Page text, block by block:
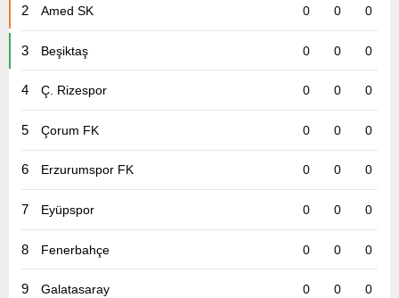
2 Amed SK 0 0 0
3 Beşiktaş 0 0 0
4 Ç. Rizespor 0 0 0
5 Çorum FK 0 0 0
6 Erzurumspor FK 0 0 0
7 Eyüpspor 0 0 0
8 Fenerbahçe 0 0 0
9 Galatasaray 0 0 0